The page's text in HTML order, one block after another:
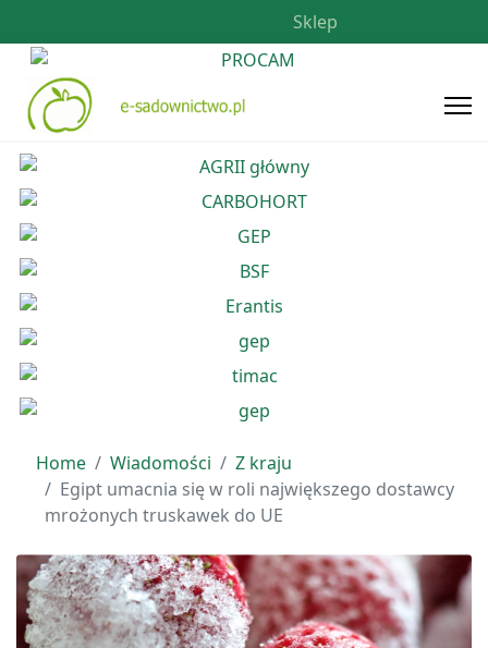
Sklep
Home Wiadomości
Z kraju
Egipt umacnia się w roli największego dostawcy
mrożonych truskawek do UE